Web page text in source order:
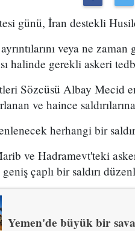
günü, İran destekli
veya ne
halinde gerekli askeri
Sözcüsü Albay Mecid
ve haince
herhangi bir
ve Hadramevt'teki
çaplı bir saldırı
Yemen'de büyük bir